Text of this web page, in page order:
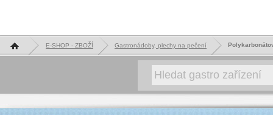
Hlavní stránka E-SHOP - ZBOŽÍ Gastronádoby, plechy na pečení